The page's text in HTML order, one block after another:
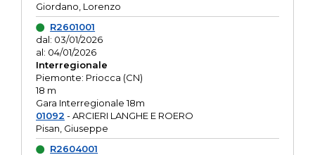
Giordano, Lorenzo
R2601001
dal: 03/01/2026
al: 04/01/2026
Interregionale
Piemonte: Priocca (CN)
18 m
Gara Interregionale 18m
01092 - ARCIERI LANGHE E ROERO
Pisan, Giuseppe
R2604001